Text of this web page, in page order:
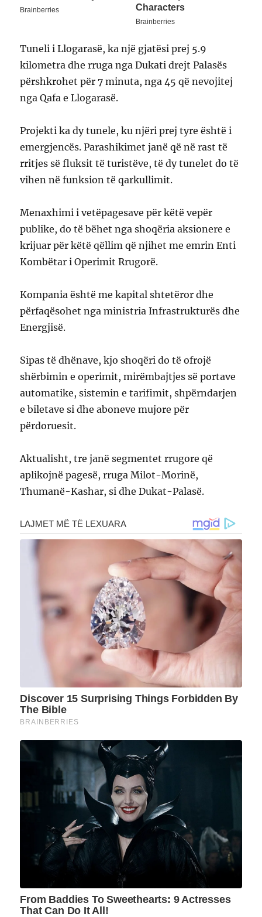
Tuneli i Llogarasë, ka një gjatësi prej 5.9
kilometra dhe rruga nga Dukati drejt Palasës
përshkrohet për 7 minuta, nga 45 që nevojitej
nga Qafa e Llogarasë.
Projekti ka dy tunele, ku njëri prej tyre është i
emergjencës. Parashikimet janë që në rast të
rritjes së fluksit të turistëve, të dy tunelet do të
vihen në funksion të qarkullimit.
Menaxhimi i vetëpagesave për këtë vepër
publike, do të bëhet nga shoqëria aksionere e
krijuar për këtë qëllim që njihet me emrin Enti
Kombëtar i Operimit Rrugorë.
Kompania është me kapital shtetëror dhe
përfaqësohet nga ministria Infrastrukturës dhe
Energjisë.
Sipas të dhënave, kjo shoqëri do të ofrojë
shërbimin e operimit, mirëmbajtjes së portave
automatike, sistemin e tarifimit, shpërndarjen
e biletave si dhe aboneve mujore për
përdoruesit.
Aktualisht, tre janë segmentet rrugore që
aplikojnë pagesë, rruga Milot-Morinë,
Thumanë-Kashar, si dhe Dukat-Palasë.